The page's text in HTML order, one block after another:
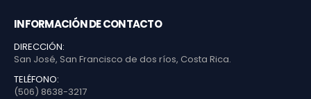
INFORMACIÓN DE CONTACTO
DIRECCIÓN:
San José, San Francisco de dos ríos, Costa Rica.
TELÉFONO:
(506) 8638-3217